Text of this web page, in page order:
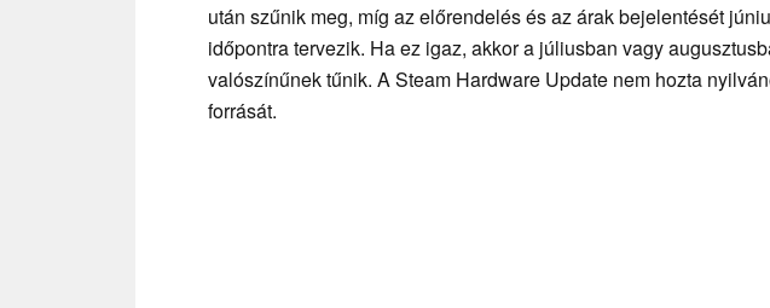
után szűnik meg, míg az előrendelés és az árak bejelentését
időpontra tervezik. Ha ez igaz, akkor a júliusban vagy
valószínűnek tűnik. A Steam Hardware Update nem hozta
forrását.